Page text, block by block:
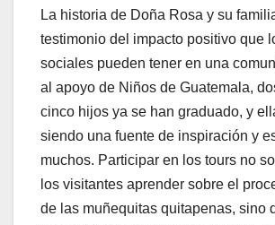
La historia de Doña Rosa y su
testimonio del impacto positivo que
sociales pueden tener en una
al apoyo de Niños de Guatemala,
cinco hijos ya se han graduado, y
siendo una fuente de inspiración y
muchos. Participar en los tours no
los visitantes aprender sobre el
de las muñequitas quitapenas, sino